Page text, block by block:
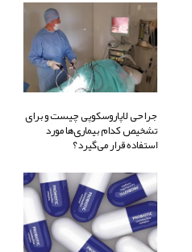
جراحی لاپاروسکوپی چیست و برای
تشخیص کدام بیماری‌ها مورد
استفاده قرار می‌گیرد؟